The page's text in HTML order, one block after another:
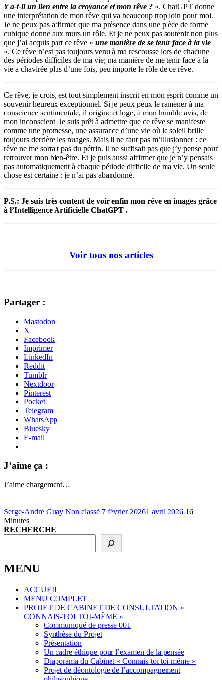
Y a-t-il un lien entre la croyance et mon rêve ? ». ChatGPT donne
une interprétation de mon rêve qui va beaucoup trop loin pour moi.
Je ne peux pas affirmer que ma présence dans une pièce de forme
cubique donne aux murs un rôle. Et je ne peux pas soutenir non plus
que j’ai acquis part ce rêve « une manière de se tenir face à la vie
». Ce rêve n’est pas toujours venu à ma rescousse lors de chacune
des périodes difficiles de ma vie; ma manière de me tenir face à la
vie a chavirée plus d’une fois, peu importe le rôle de ce rêve.
Ce rêve, je crois, est tout simplement inscrit en mon esprit comme un
souvenir heureux exceptionnel. Si je peux peux le ramener à ma
conscience sentimentale, il origine et loge, à mon humble avis, de
mon inconscient. Je suis prêt à admettre que ce rêve se manifeste
comme une promesse, une assurance d’une vie où le soleil brille
toujours derrière les nuages. Mais il ne faut pas m’illusionner : ce
rêve ne me sortait pas du pétrin. Il ne suffisait pas que j’y pense pour
retrouver mon bien-être. Et je puis aussi affirmer que je n’y pensais
pas automatiquement à chaque période difficile de ma vie. Un seule
chose est certaine : je n’ai pas abandonné.
P.S.: Je suis très content de voir enfin mon rêve en images grâce
à l’Intelligence Artificielle ChatGPT .
Voir tous nos articles
Partager :
Mastodon
X
Facebook
Imprimer
LinkedIn
Reddit
Tumblr
Nextdoor
Pinterest
Pocket
Telegram
WhatsApp
Bluesky
E-mail
J’aime ça :
J’aime chargement…
Serge-André Guay Non classé 7 février 20261 avril 2026 16
Minutes
RECHERCHE
MENU
ACCUEIL
MENU COMPLET
PROJET DE CABINET DE CONSULTATION «
CONNAIS-TOI TOI-MÊME »
Communiqué de presse 001
Synthèse du Projet
Présentation
Un cadre éthique pour l’examen de la pensée
Diaporama du Cabinet « Connais-toi toi-même »
Projet de déontologie de l’accompagnement